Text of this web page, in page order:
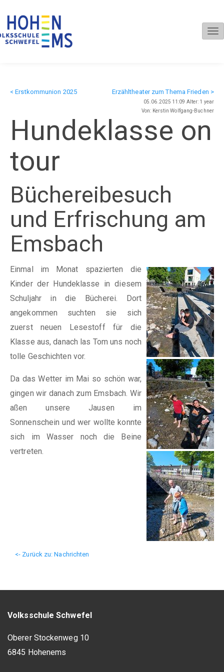
Erzähltheater zum Thema Frieden >
< Erstkommunion 2025
05.06.2025 11:09 Alter: 1 year
Von: Kerstin Wolfgang-Buchner
Hundeklasse on
tour
Büchereibesuch
und Erfrischung am
Emsbach
Einmal im Monat spazierten die
Kinder der Hundeklasse in diesem
Schuljahr in die Bücherei. Dort
angekommen suchten sie sich
zuerst neuen Lesestoff für die
Klasse aus, danach las Tom uns noch
tolle Geschichten vor.
Da das Wetter im Mai so schön war,
gingen wir danach zum Emsbach. Wir
aßen unsere Jausen im
Sonnenschein und wer wollte konnte
sich im Wasser noch die Beine
vertreten.
<- Zurück zu: Nachrichten
Volksschule Schwefel
Oberer Stockenweg 10
6845 Hohenems